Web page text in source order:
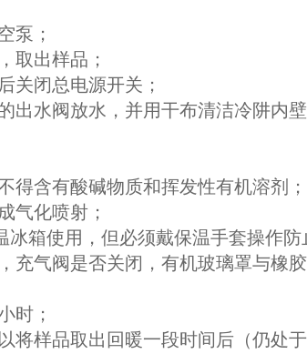
泵；
取出样品；
关闭总电源开关；
出水阀放水，并用干布清洁冷阱内
得含有酸碱物质和挥发性有机溶剂；
气化喷射；
箱使用，但必须戴保温手套操作防
充气阀是否关闭，有机玻璃罩与橡
时；
将样品取出回暖一段时间后（仍处